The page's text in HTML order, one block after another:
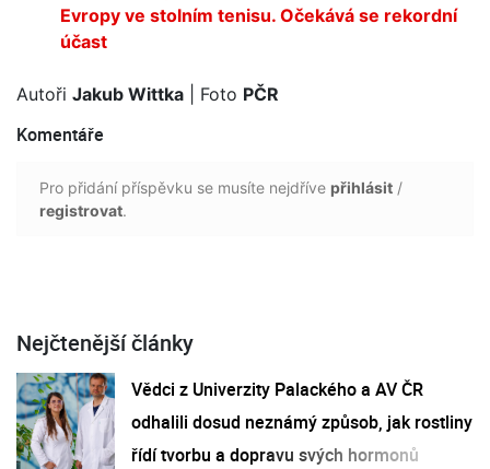
Evropy ve stolním tenisu. Očekává se rekordní
účast
Autoři Jakub Wittka | Foto PČR
Komentáře
Pro přidání příspěvku se musíte nejdříve přihlásit /
registrovat.
Nejčtenější články
Vědci z Univerzity Palackého a AV ČR
odhalili dosud neznámý způsob, jak rostliny
řídí tvorbu a dopravu svých hormonů